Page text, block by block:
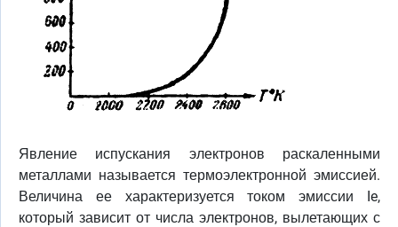
Явление испускания электронов раскаленными
металлами называется термоэлектронной эмиссией.
Величина ее характеризуется током эмиссии Ie,
который зависит от числа электронов, вылетающих с